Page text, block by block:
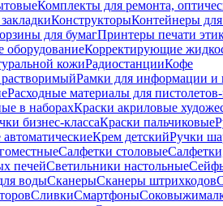
Комплекты для ремонта,
КонструкторыКонтейнеры
для бумагПринтеры печати
оборудованиеКорректирующие
кожиРадиостанцииКофе
Рамки для информации и
Расходные материалы для
в наборахКраски акриловые
бизнес-классаКраски пальчиковые
Крем детскийРучки
Салфетки столовые
печейСветильники настольные
водыСканерыСканеры штрихкодов
СливкиСмартфоны